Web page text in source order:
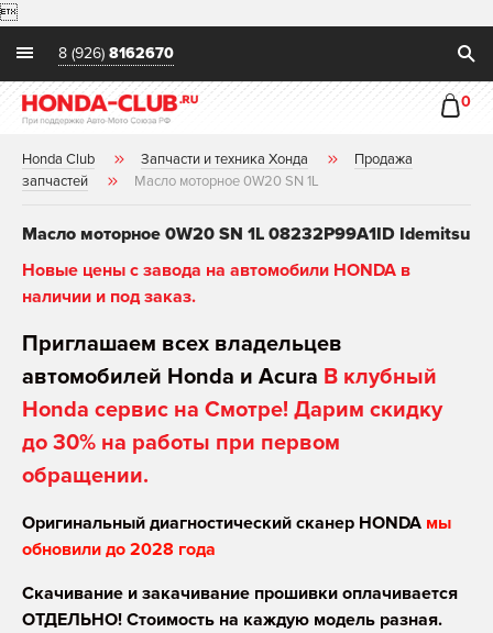

8 (926) 8162670
0
Honda Club Запчасти и техника Хонда
Продажа
запчастей
Масло моторное 0W20 SN 1L
Масло моторное 0W20 SN 1L 08232P99A1ID Idemitsu
Новые цены с завода на автомобили HONDA в
наличии и под заказ.
Приглашаем всех владельцев
автомобилей Honda и Acura В клубный
Honda сервис на Смотре! Дарим скидку
до 30% на работы при первом
обращении.
Оригинальный диагностический сканер HONDA мы
обновили до 2028 года
Скачивание и закачивание прошивки оплачивается
ОТДЕЛЬНО! Стоимость на каждую модель разная.